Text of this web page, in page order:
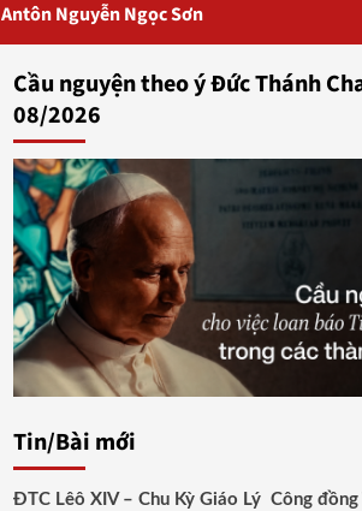
Nguyễn Ngọc Sơn
Cầu nguyện theo ý Đức Thánh
08/2026
Tin/Bài mới
ĐTC Lêô XIV – Chu Kỳ Giáo Lý Công đồng